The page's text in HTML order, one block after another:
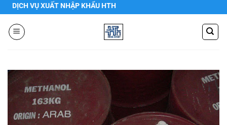
Chuyển
nội
VỤ XUẤT NHẬP KHẨU HTH